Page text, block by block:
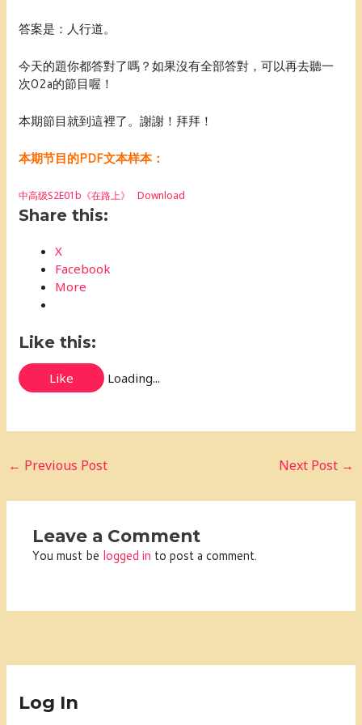
答案是：人行道。
今天的題你都答對了嗎？如果沒有全部答對，可以再去聽一
次02a的節目喔！
本期節目就到這裡了。謝謝！拜拜！
本期节目的PDF文本样本：
中高级S2E01b《在路上》 Download
Share this:
X
Facebook
More
Like this:
Like Loading...
← Previous Post Next Post →
Leave a Comment
You must be logged in to post a comment.
Log In